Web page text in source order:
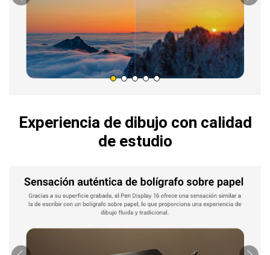
Experiencia de dibujo con calidad
de estudio